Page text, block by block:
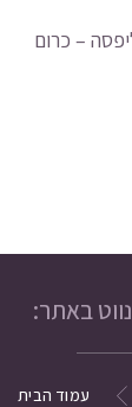
– כרום
נווט באתר:
עמוד הבית